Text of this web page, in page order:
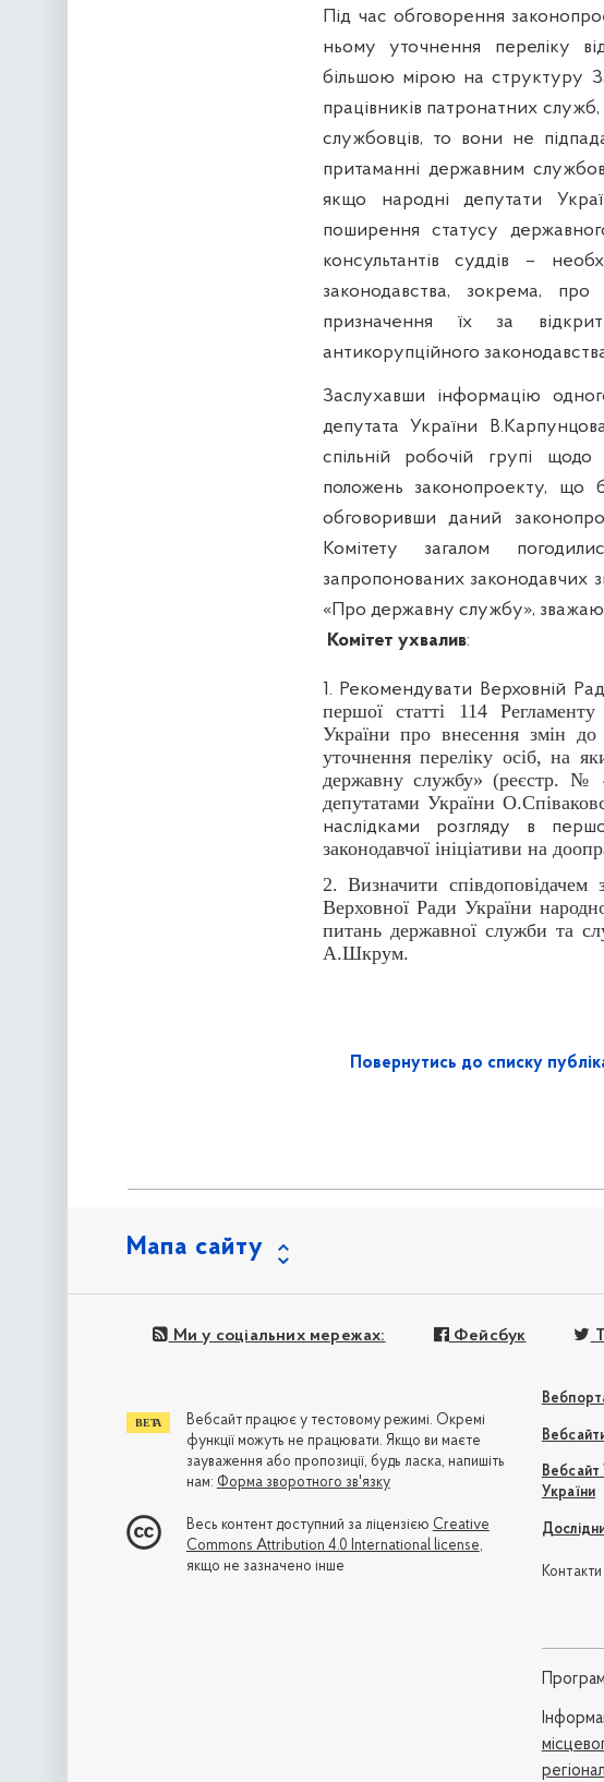
Під час обговорення
ньому уточнення переліку
більшою мірою на структуру
працівників патронатних
службовців, то вони не
притаманні державним
якщо народні депутати
поширення статусу
консультантів суддів –
законодавства, зокрема,
призначення їх за
антикорупційного
Заслухавши інформацію
депутата України
спільній робочій групі
положень законопроекту, що
обговоривши даний
Комітету загалом
запропонованих законодавчих
«Про державну службу»,
Комітет ухвалив:
1. Рекомендувати Верховній
першої статті 114
України про внесення змін до
уточнення переліку осіб, на
державну службу» (реєстр. №
депутатами України
наслідками розгляду в
законодавчої ініціативи на
2. Визначити
Верховної Ради України
питань державної служби та
А.Шкрум.
Повернутись до списку
Мапа сайту
Ми у соціальних мережах: Фейсбук
Вебсайт
України
Контакти
Вебсайт працює у тестовому режимі. Окремі
функції можуть не працювати. Якщо ви маєте
зауваження або пропозиції, будь ласка, напишіть
нам: Форма зворотного зв'язку
Весь контент доступний за ліцензією Creative
Commons Attribution 4.0 International license,
якщо не зазначено інше